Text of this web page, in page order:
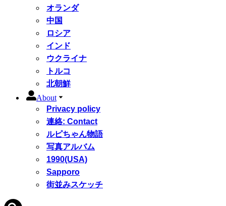
オランダ
中国
ロシア
インド
ウクライナ
トルコ
北朝鮮
About
Privacy policy
連絡: Contact
ルピちゃん物語
写真アルバム
1990(USA)
Sapporo
街並みスケッチ